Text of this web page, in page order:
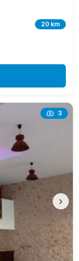
20 km
3
›